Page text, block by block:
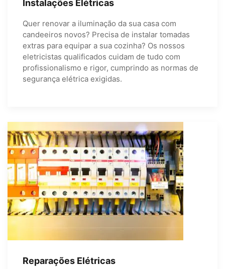
Instalações Elétricas
Quer renovar a iluminação da sua casa com
candeeiros novos? Precisa de instalar tomadas
extras para equipar a sua cozinha? Os nossos
eletricistas qualificados cuidam de tudo com
profissionalismo e rigor, cumprindo as normas de
segurança elétrica exigidas.
Reparações Elétricas